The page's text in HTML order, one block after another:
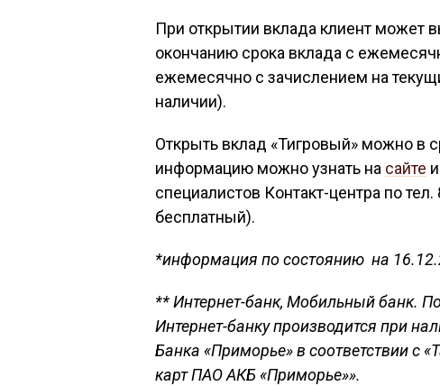
При открытии вклада клиент может
окончанию срока вклада с
ежемесячно с зачислением на
наличии).
Открыть вклад «Тигровый» можно в
информацию можно узнать на сайте
специалистов Контакт-центра по
бесплатный).
*информация по состоянию на
** Интернет-банк, Мобильный банк.
Интернет-банку производится при
Банка «Приморье» в соответствии с
карт ПАО АКБ «Приморье»».